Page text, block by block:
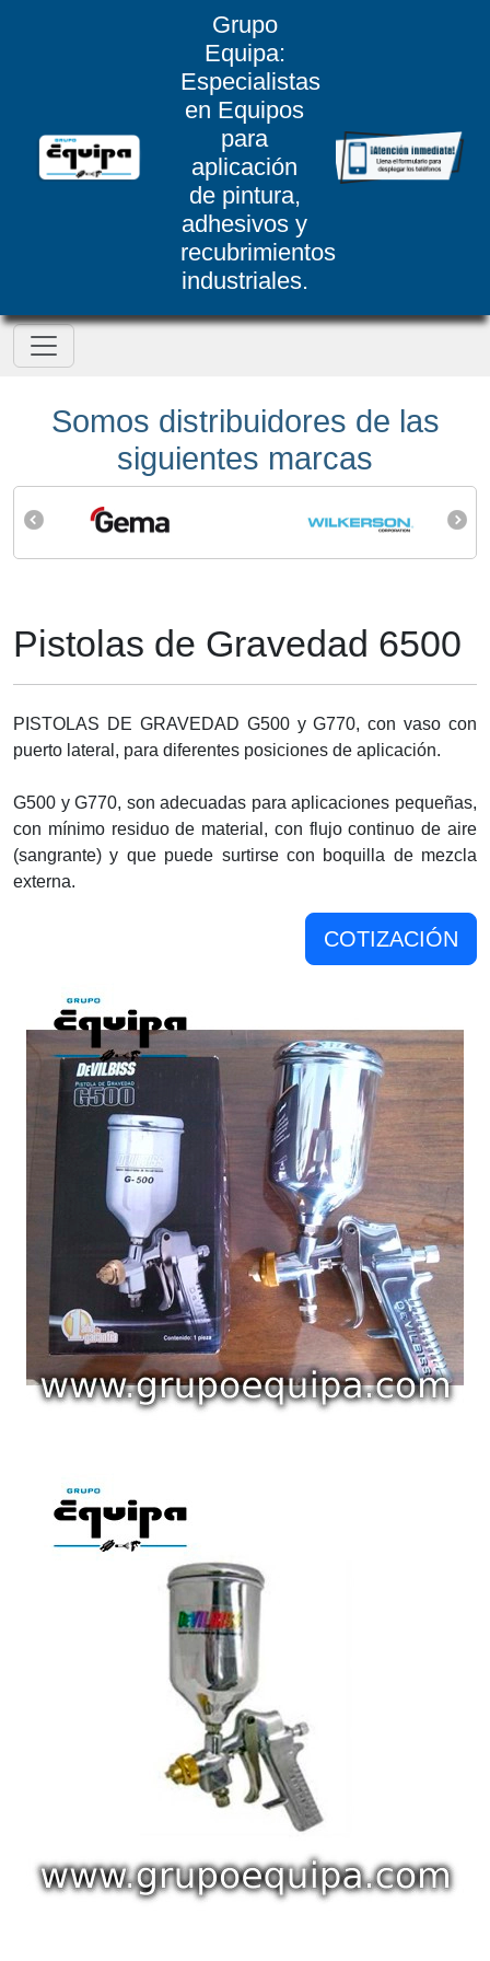
Grupo
Equipa:
Especialistas
en Equipos
para
aplicación
de pintura,
adhesivos y
recubrimientos
industriales.
Somos distribuidores de las
siguientes marcas
Pistolas de Gravedad 6500
PISTOLAS DE GRAVEDAD G500 y G770, con vaso con
puerto lateral, para diferentes posiciones de aplicación.
G500 y G770, son adecuadas para aplicaciones pequeñas,
con mínimo residuo de material, con flujo continuo de aire
(sangrante) y que puede surtirse con boquilla de mezcla
externa.
COTIZACIÓN